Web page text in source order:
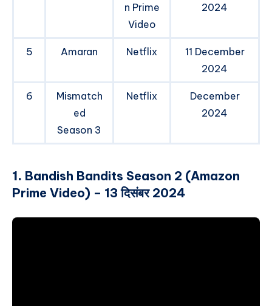
n Prime
Video
2024
5 Amaran Netflix
11 December
2024
6
Mismatch
ed
Season 3
Netflix
December
2024
1. Bandish Bandits Season 2 (Amazon
Prime Video) – 13 दिसंबर 2024